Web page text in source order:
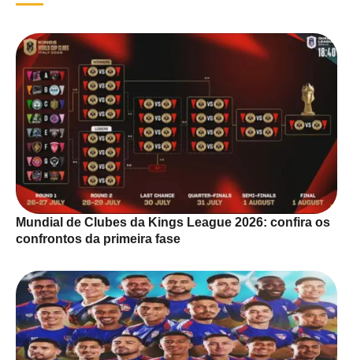
Mundial de Clubes da Kings League 2026: confira os
confrontos da primeira fase